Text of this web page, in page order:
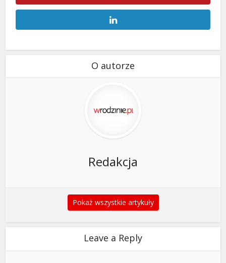
O autorze
Redakcja
Pokaż wszystkie artykuły
Leave a Reply